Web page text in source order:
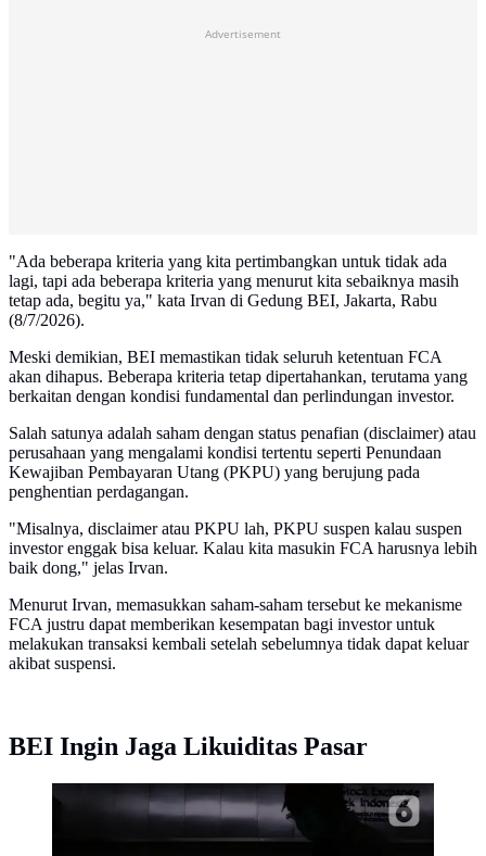
Advertisement
"Ada beberapa kriteria yang kita pertimbangkan untuk tidak ada
lagi, tapi ada beberapa kriteria yang menurut kita sebaiknya masih
tetap ada, begitu ya," kata Irvan di Gedung BEI, Jakarta, Rabu
(8/7/2026).
Meski demikian, BEI memastikan tidak seluruh ketentuan FCA
akan dihapus. Beberapa kriteria tetap dipertahankan, terutama yang
berkaitan dengan kondisi fundamental dan perlindungan investor.
Salah satunya adalah saham dengan status penafian (disclaimer) atau
perusahaan yang mengalami kondisi tertentu seperti Penundaan
Kewajiban Pembayaran Utang (PKPU) yang berujung pada
penghentian perdagangan.
"Misalnya, disclaimer atau PKPU lah, PKPU suspen kalau suspen
investor enggak bisa keluar. Kalau kita masukin FCA harusnya lebih
baik dong," jelas Irvan.
Menurut Irvan, memasukkan saham-saham tersebut ke mekanisme
FCA justru dapat memberikan kesempatan bagi investor untuk
melakukan transaksi kembali setelah sebelumnya tidak dapat keluar
akibat suspensi.
BEI Ingin Jaga Likuiditas Pasar
Pekerja melintas di dekat layar digital pergerakan
saham di Gedung BEI, Jakarta. (Liputan6.com/Angga